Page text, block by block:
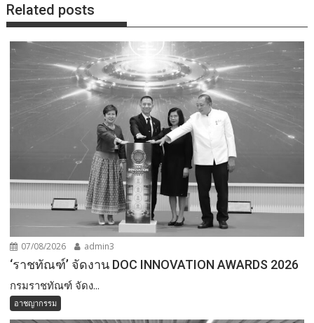
Related posts
07/08/2026 admin3
‘ราชทัณฑ์’ จัดงาน DOC INNOVATION AWARDS 2026
กรมราชทัณฑ์ จัดง...
อาชญากรรม